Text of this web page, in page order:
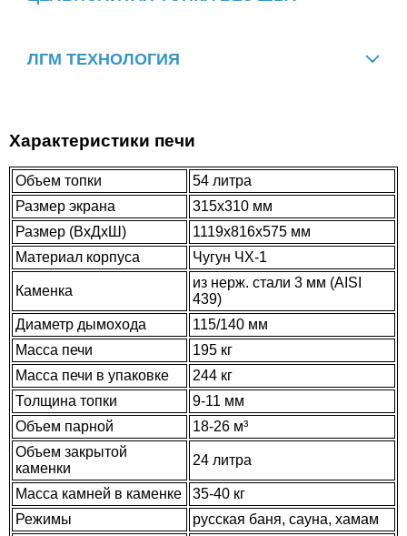
Стартовый дымоход Атмосфера 115-136 с
4.700
Стартовый дымоход Атмосфера 115-136
разборный с шибером
ЛГМ ТЕХНОЛОГИЯ
Характеристики печи
Объем топки
54 литра
Размер экрана
315х310 мм
Размер (ВхДхШ)
1119х816х575 мм
Материал корпуса
Чугун ЧХ-1
Каменка
из нерж. стали 3 мм (AISI
439)
Диаметр дымохода
115/140 мм
Масса печи
195 кг
Масса печи в упаковке
244 кг
Толщина топки
9-11 мм
Объем парной
18-26 м³
Объем закрытой
каменки
24 литра
Масса камней в каменке
35-40 кг
Режимы
русская баня, сауна, хамам